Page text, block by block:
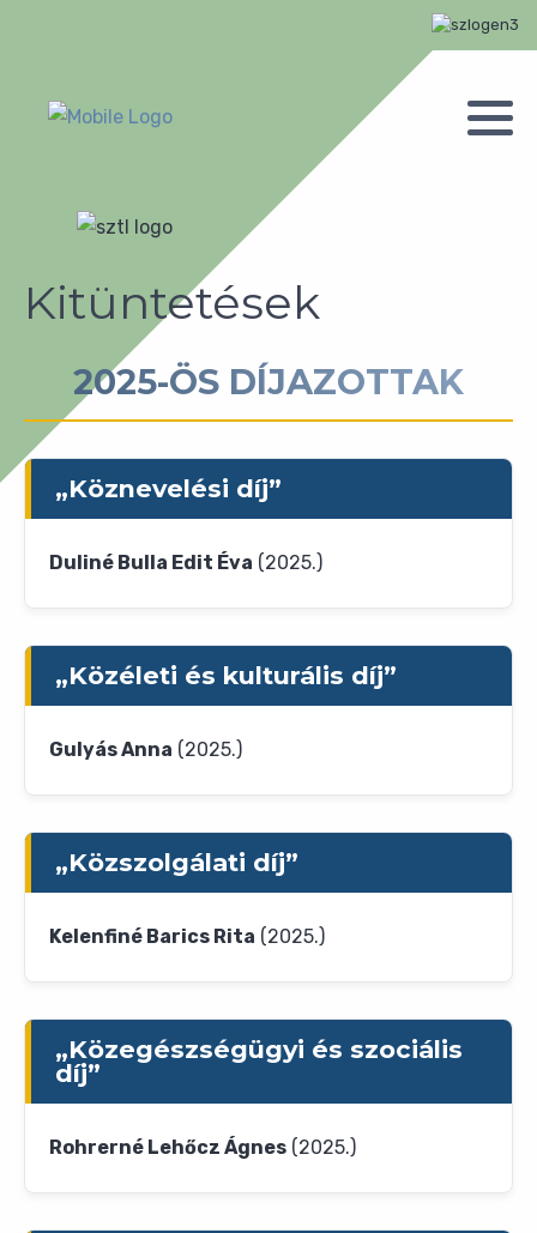
Kitüntetések
2025-ÖS DÍJAZOTTAK
„Köznevelési díj”
Duliné Bulla Edit Éva (2025.)
„Közéleti és kulturális díj”
Gulyás Anna (2025.)
„Közszolgálati díj”
Kelenfiné Barics Rita (2025.)
„Közegészségügyi és szociális
díj”
Rohrerné Lehőcz Ágnes (2025.)